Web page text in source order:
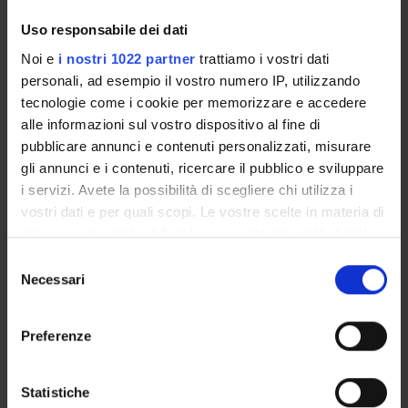
Uso responsabile dei dati
Noi e i nostri 1022 partner trattiamo i vostri dati
personali, ad esempio il vostro numero IP, utilizzando
tecnologie come i cookie per memorizzare e accedere
alle informazioni sul vostro dispositivo al fine di
pubblicare annunci e contenuti personalizzati, misurare
gli annunci e i contenuti, ricercare il pubblico e sviluppare
i servizi. Avete la possibilità di scegliere chi utilizza i
vostri dati e per quali scopi. Le vostre scelte in materia di
privacy sono applicabili solo su questa proprietà digitale
modificare o revocare il proprio consenso in qualsiasi
momento dalla Dichiarazione sui cookie o facendo clic
raccogliere informazioni sulla tua posizione
delNecessari
Preferenze
Statistiche
Nicola Cobelli
COMPONENTI
Roberto Burro
Professore associato (Dipartimento Scienze Umane)
Nicola Cobelli
Andrea Chiarini
Marta Maria Ugolini